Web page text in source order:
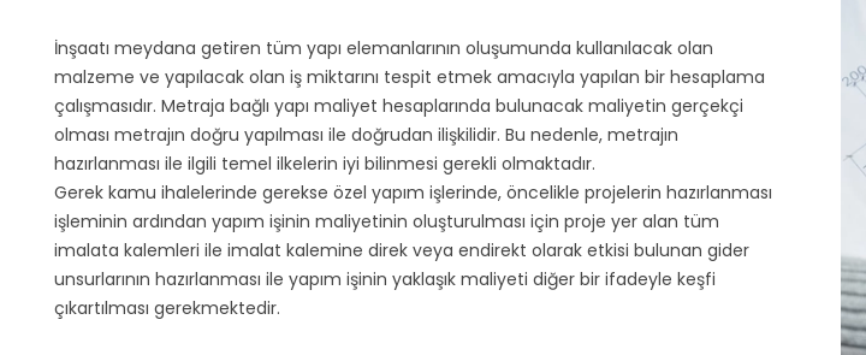
İnşaatı meydana getiren tüm yapı elemanlarının oluşumunda kullanılacak olan
malzeme ve yapılacak olan iş miktarını tespit etmek amacıyla yapılan bir hesaplama
çalışmasıdır. Metraja bağlı yapı maliyet hesaplarında bulunacak maliyetin gerçekçi
olması metrajın doğru yapılması ile doğrudan ilişkilidir. Bu nedenle, metrajın
hazırlanması ile ilgili temel ilkelerin iyi bilinmesi gerekli olmaktadır.
Gerek kamu ihalelerinde gerekse özel yapım işlerinde, öncelikle projelerin hazırlanması
işleminin ardından yapım işinin maliyetinin oluşturulması için proje yer alan tüm
imalata kalemleri ile imalat kalemine direk veya endirekt olarak etkisi bulunan gider
unsurlarının hazırlanması ile yapım işinin yaklaşık maliyeti diğer bir ifadeyle keşfi
çıkartılması gerekmektedir.